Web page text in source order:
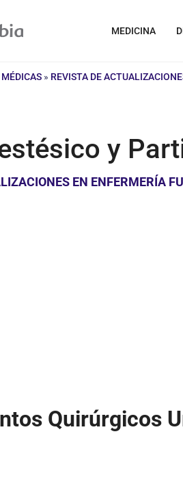
MEDICINA
» REVISTA DE
y
EN ENFERMERÍA
Quirúrgicos